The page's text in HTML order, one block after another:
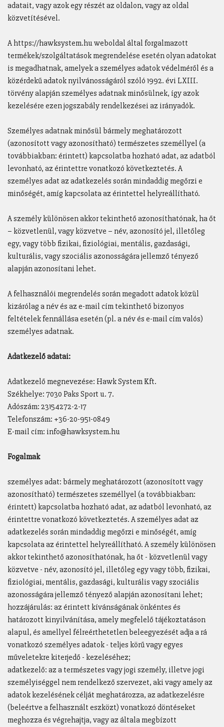
adatait, vagy azok egy részét az oldalon, vagy az oldal
közvetítésével.
A https://hawksystem.hu weboldal által forgalmazott
termékek/szolgáltatások megrendelése esetén olyan adatokat
is megadhatnak, amelyek a személyes adatok védelméről és a
közérdekű adatok nyilvánosságáról szóló 1992. évi LXIII.
törvény alapján személyes adatnak minősülnek, így azok
kezelésére ezen jogszabály rendelkezései az irányadók.
Személyes adatnak minősül bármely meghatározott
(azonosított vagy azonosítható) természetes személlyel (a
továbbiakban: érintett) kapcsolatba hozható adat, az adatból
levonható, az érintettre vonatkozó következtetés. A
személyes adat az adatkezelés során mindaddig megőrzi e
minőségét, amíg kapcsolata az érintettel helyreállítható.
A személy különösen akkor tekinthető azonosíthatónak, ha őt
– közvetlenül, vagy közvetve – név, azonosító jel, illetőleg
egy, vagy több fizikai, fiziológiai, mentális, gazdasági,
kulturális, vagy szociális azonosságára jellemző tényező
alapján azonosítani lehet.
A felhasználói megrendelés során megadott adatok közül
kizárólag a név és az e-mail cím tekinthető bizonyos
feltételek fennállása esetén (pl. a név és e-mail cím valós)
személyes adatnak.
Adatkezelő adatai:
Adatkezelő megnevezése: Hawk System Kft.
Székhelye: 7030 Paks Sport u. 7.
Adószám: 23154272-2-17
Telefonszám: +36-20-951-0849
E-mail cím: info@hawksystem.hu
Fogalmak
személyes adat: bármely meghatározott (azonosított vagy
azonosítható) természetes személlyel (a továbbiakban:
érintett) kapcsolatba hozható adat, az adatból levonható, az
érintettre vonatkozó következtetés. A személyes adat az
adatkezelés során mindaddig megőrzi e minőségét, amíg
kapcsolata az érintettel helyreállítható. A személy különösen
akkor tekinthető azonosíthatónak, ha őt - közvetlenül vagy
közvetve - név, azonosító jel, illetőleg egy vagy több, fizikai,
fiziológiai, mentális, gazdasági, kulturális vagy szociális
azonosságára jellemző tényező alapján azonosítani lehet;
hozzájárulás: az érintett kívánságának önkéntes és
határozott kinyilvánítása, amely megfelelő tájékoztatáson
alapul, és amellyel félreérthetetlen beleegyezését adja a rá
vonatkozó személyes adatok - teljes körű vagy egyes
műveletekre kiterjedő - kezeléséhez;
adatkezelő: az a természetes vagy jogi személy, illetve jogi
személyiséggel nem rendelkező szervezet, aki vagy amely az
adatok kezelésének célját meghatározza, az adatkezelésre
(beleértve a felhasznált eszközt) vonatkozó döntéseket
meghozza és végrehajtja, vagy az általa megbízott